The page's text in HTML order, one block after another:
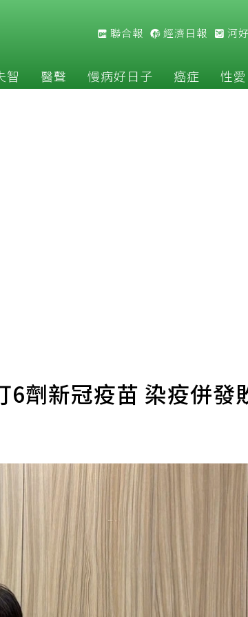
聯合報 經濟日報 河
智 醫聲 慢病好日子 癌症 性愛
6劑新冠疫苗 染疫併發